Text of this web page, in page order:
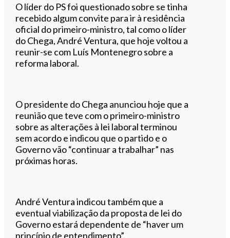
O líder do PS foi questionado sobre se tinha
recebido algum convite para ir à residência
oficial do primeiro-ministro, tal como o líder
do Chega, André Ventura, que hoje voltou a
reunir-se com Luís Montenegro sobre a
reforma laboral.
O presidente do Chega anunciou hoje que a
reunião que teve com o primeiro-ministro
sobre as alterações à lei laboral terminou
sem acordo e indicou que o partido e o
Governo vão “continuar a trabalhar” nas
próximas horas.
André Ventura indicou também que a
eventual viabilização da proposta de lei do
Governo estará dependente de “haver um
princípio de entendimento”.